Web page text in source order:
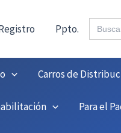
Ppto.
Buscar:
Carros de
Para el